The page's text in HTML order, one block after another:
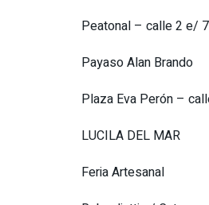
Peatonal – calle 2 e/
Payaso Alan Brando
Plaza Eva Perón –
LUCILA DEL MAR
Feria Artesanal